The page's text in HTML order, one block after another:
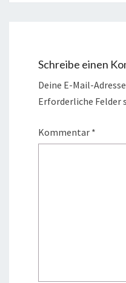
Schreibe einen
Deine E-Mail-
Erforderliche Felder
Kommentar *